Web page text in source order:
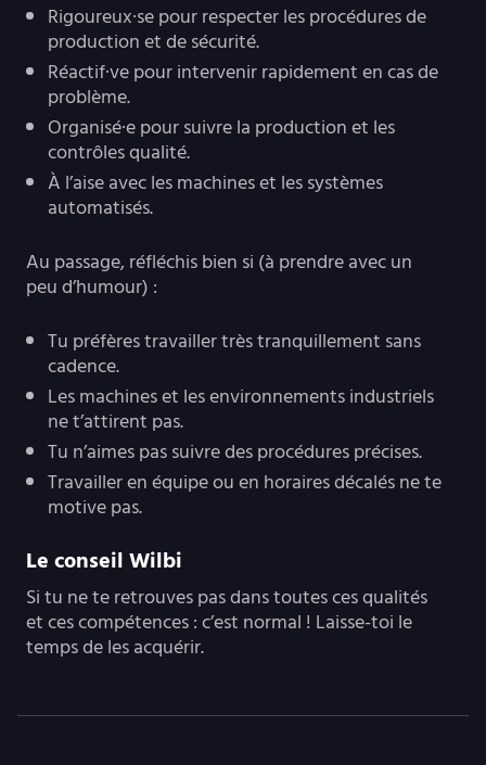
Rigoureux·se pour respecter les procédures de
production et de sécurité.
Réactif·ve pour intervenir rapidement en cas de
problème.
Organisé·e pour suivre la production et les
contrôles qualité.
À l’aise avec les machines et les systèmes
automatisés.
Au passage, réfléchis bien si (à prendre avec un
peu d’humour) :
Tu préfères travailler très tranquillement sans
cadence.
Les machines et les environnements industriels
ne t’attirent pas.
Tu n’aimes pas suivre des procédures précises.
Travailler en équipe ou en horaires décalés ne te
motive pas.
Le conseil Wilbi
Si tu ne te retrouves pas dans toutes ces qualités
et ces compétences : c’est normal ! Laisse-toi le
temps de les acquérir.